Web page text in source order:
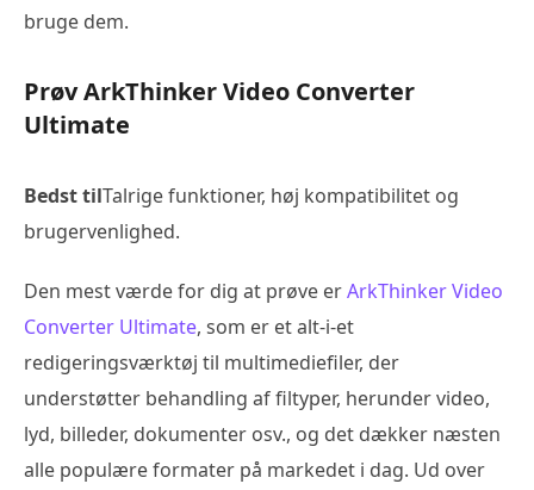
bruge dem.
Prøv ArkThinker Video Converter
Ultimate
Bedst tilTalrige funktioner, høj kompatibilitet og
brugervenlighed.
Den mest værde for dig at prøve erArkThinker Video
Converter Ultimate, som er et alt-i-et
redigeringsværktøj til multimediefiler, der
understøtter behandling af filtyper, herunder video,
lyd, billeder, dokumenter osv., og det dækker næsten
alle populære formater på markedet i dag. Ud over